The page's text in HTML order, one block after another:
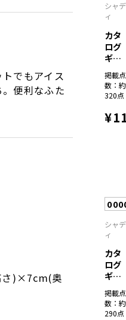
でもアイス
便利なふた
)×7cm(奥
シャデ
ィ
カタ
ログ
ギフ
彩...
掲載点
数：約
320点
シャデ
ィ
カタ
ログ
ギフ
彩...
掲載点
数：約
290点